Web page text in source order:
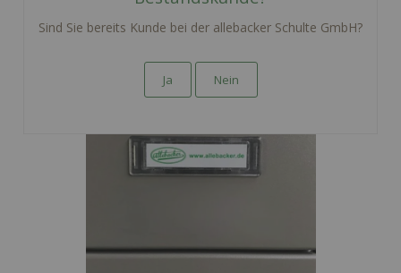
Sind Sie bereits Kunde bei der allebacker Schulte GmbH?
Ja Nein